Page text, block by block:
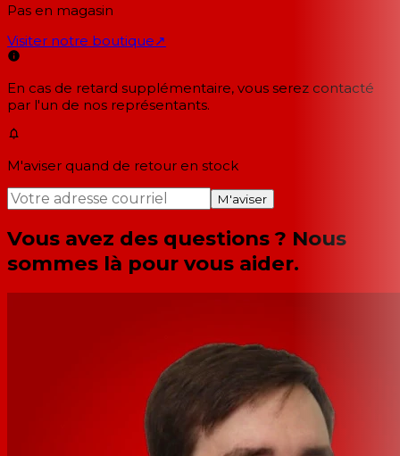
Pas en magasin
Visiter notre boutique↗
En cas de retard supplémentaire, vous serez contacté
par l'un de nos représentants.
M'aviser quand de retour en stock
M'aviser
Vous avez des questions ? Nous
sommes là pour vous aider.